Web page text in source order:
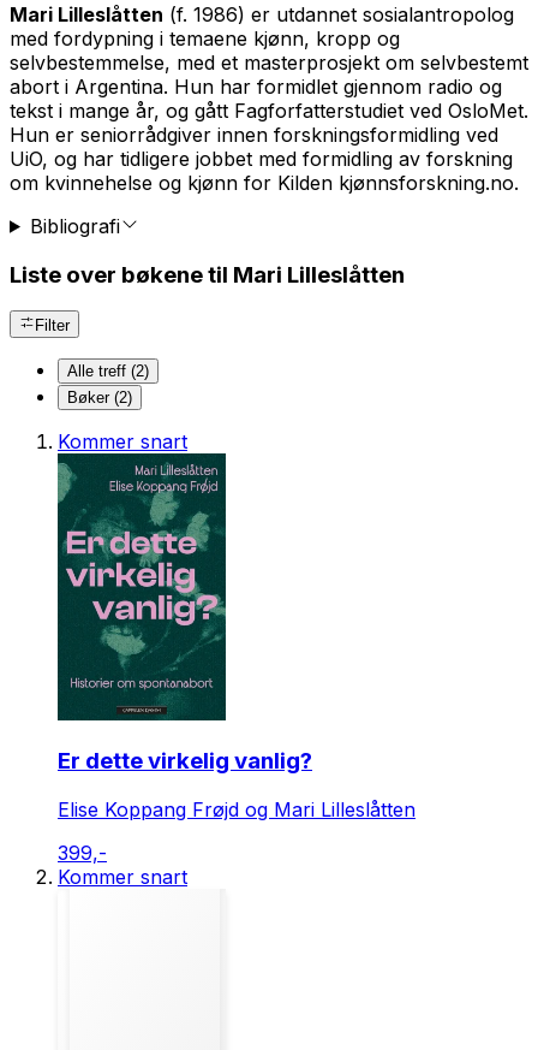
Mari Lilleslåtten (f. 1986) er utdannet sosialantropolog
med fordypning i temaene kjønn, kropp og
selvbestemmelse, med et masterprosjekt om selvbestemt
abort i Argentina. Hun har formidlet gjennom radio og
tekst i mange år, og gått Fagforfatterstudiet ved OsloMet.
Hun er seniorrådgiver innen forskningsformidling ved
UiO, og har tidligere jobbet med formidling av forskning
om kvinnehelse og kjønn for Kilden kjønnsforskning.no.
Bibliografi
Liste over bøkene til Mari Lilleslåtten
Filter
Alle treff (2)
Bøker (2)
Kommer snart
Er dette virkelig vanlig?
Elise Koppang Frøjd og Mari Lilleslåtten
399,-
Kommer snart